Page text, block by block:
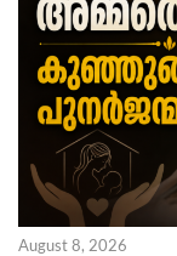
August 8, 2026